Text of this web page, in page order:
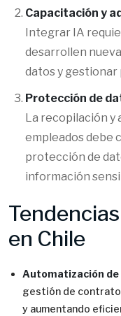
Capacitación y
Integrar IA
desarrollen
datos y
Protección de
La recopilación y
empleados debe
protección de
información
en Chile
Automatización
gestión de
y aumentando